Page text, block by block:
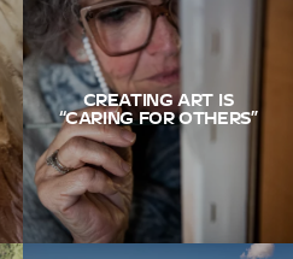
CREATING ART IS
“CARING FOR OTHERS”